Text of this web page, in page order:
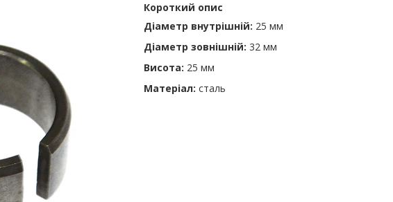
Короткий опис
Діаметр внутрішній: 25 мм
Діаметр зовнішній: 32 мм
Висота: 25 мм
Матеріал: сталь